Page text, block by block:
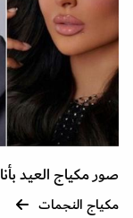
صور مكياج العيد
مكياج النجمات